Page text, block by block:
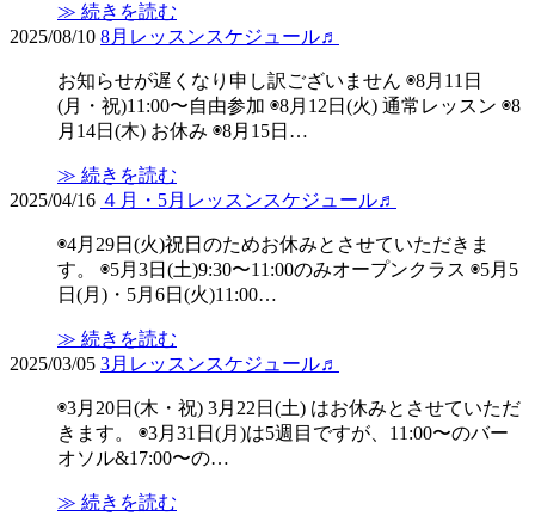
≫ 続きを読む
2025/08/10 8月レッスンスケジュール♬
お知らせが遅くなり申し訳ございません ◉8月11日
(月・祝)11:00〜自由参加 ◉8月12日(火) 通常レッスン ◉8
月14日(木) お休み ◉8月15日…
≫ 続きを読む
2025/04/16 ４月・5月レッスンスケジュール♬
◉4月29日(火)祝日のためお休みとさせていただきま
す。 ◉5月3日(土)9:30〜11:00のみオープンクラス ◉5月5
日(月)・5月6日(火)11:00…
≫ 続きを読む
2025/03/05 3月レッスンスケジュール♬
◉3月20日(木・祝) 3月22日(土) はお休みとさせていただ
きます。 ◉3月31日(月)は5週目ですが、11:00〜のバー
オソル&17:00〜の…
≫ 続きを読む